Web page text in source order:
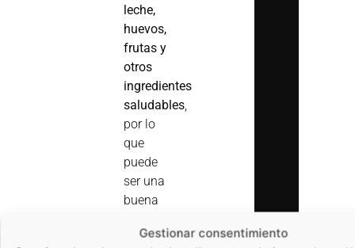
Gestionar consentimiento
leche,
huevos,
frutas y
otros
ingredientes
saludables,
por lo
que
puede
ser una
buena
o un